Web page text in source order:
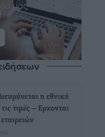
η εθνική
τιμές – Eρχονται